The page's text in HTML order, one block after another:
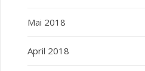
Mai 2018
April 2018